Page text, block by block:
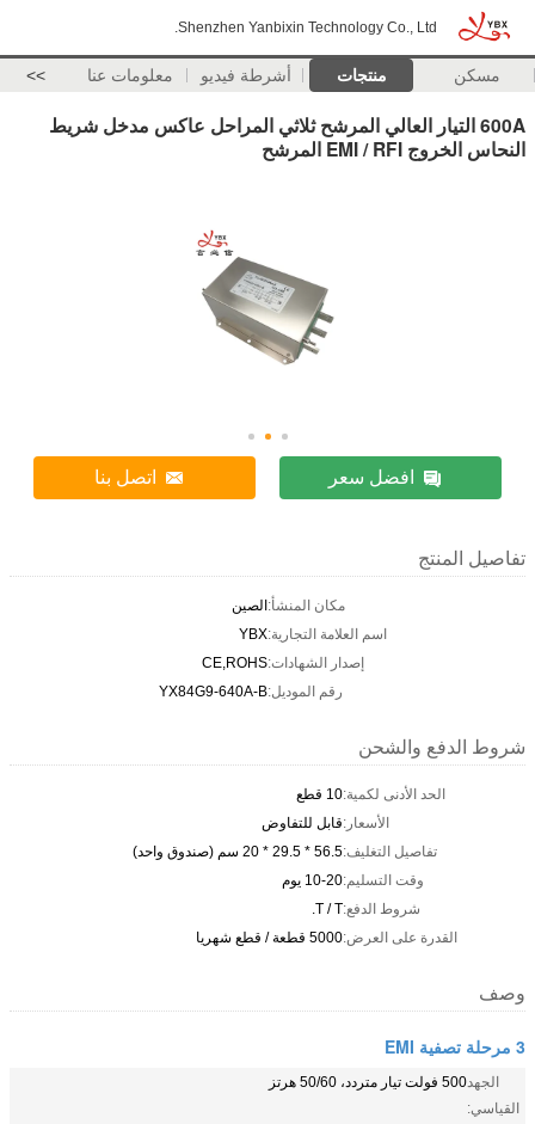
Shenzhen Yanbixin Technology Co., Ltd.
مسكن منتجات أشرطة فيديو معلومات عنا >>
600A التيار العالي المرشح ثلاثي المراحل عاكس مدخل شريط
النحاس الخروج EMI / RFI المرشح
افضل سعر اتصل بنا
تفاصيل المنتج
مكان المنشأ:الصين
اسم العلامة التجارية:YBX
إصدار الشهادات:CE,ROHS
رقم الموديل:YX84G9-640A-B
شروط الدفع والشحن
الحد الأدنى لكمية:10 قطع
الأسعار:قابل للتفاوض
تفاصيل التغليف:56.5 * 29.5 * 20 سم (صندوق واحد)
وقت التسليم:10-20 يوم
شروط الدفع:T / T.
القدرة على العرض:5000 قطعة / قطع شهريا
وصف
3 مرحلة تصفية EMI
الجهد
القياسي:
500 فولت تيار متردد، 50/60 هرتز